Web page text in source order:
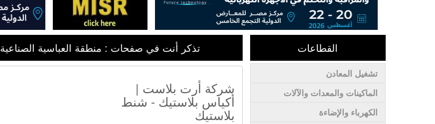
القطاعات
تشغيل المعادن
الماكينات والمعدات والآلات
الكهرباء والإضاءة
تذكر أنت في صفحات : منطقة العباسية الصناعية
شركة أرت بلاست |
أكياس بلاستيك - شنط
بلاستيك